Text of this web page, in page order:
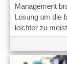
Management
Lösung um die
leichter zu